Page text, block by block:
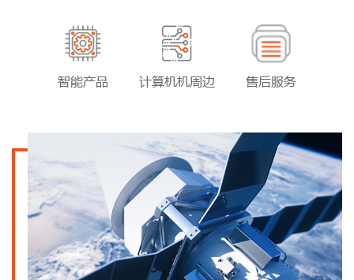
智能产品 计算机机周边 售后服务